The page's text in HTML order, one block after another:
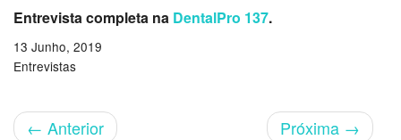
Entrevista completa na DentalPro 137.
13 Junho, 2019
Entrevistas
← Anterior Próxima →